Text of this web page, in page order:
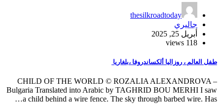
thesilkroadtoday
جاليري
أبريل 25, 2025
118 views
طفل العالم ، روزاليا ألكساندروفا ،بلغاريا
CHILD OF THE WORLD © ROZALIA ALEXANDROVA –
Bulgaria Translated into Arabic by TAGHRID BOU MERHI I saw
a child behind a wire fence. The sky through barbed wire. Has…